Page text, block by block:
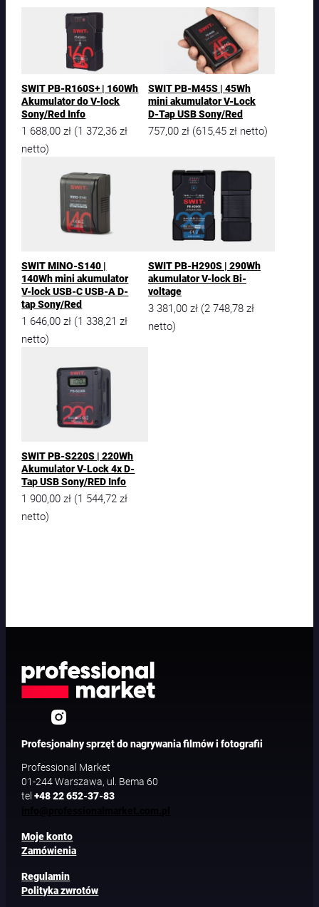
SWIT PB-R160S+ | 160Wh
Akumulator do V-lock
Sony/Red Info
1 688,00zł (1 372,36zł
netto)
SWIT PB-M45S | 45Wh
mini akumulator V-Lock
D-Tap USB Sony/Red
757,00 zł (615,45 zł netto)
SWIT MINO-S140 |
140Wh mini akumulator
V-lock USB-C USB-A D-
tap Sony/Red
1 646,00zł (1 338,21zł
netto)
SWIT PB-H290S | 290Wh
akumulator V-lock Bi-
voltage
3 381,00 zł (2 748,78 zł
netto)
SWIT PB-S220S | 220Wh
Akumulator V-Lock 4x D-
Tap USB Sony/RED Info
1 900,00zł (1 544,72zł
netto)
Profesjonalny sprzęt do nagrywania filmów i fotografii
Professional Market
01-244 Warszawa, ul. Bema 60
tel+48 22 652-37-83
Moje konto
Zamówienia
Regulamin
Polityka zwrotów